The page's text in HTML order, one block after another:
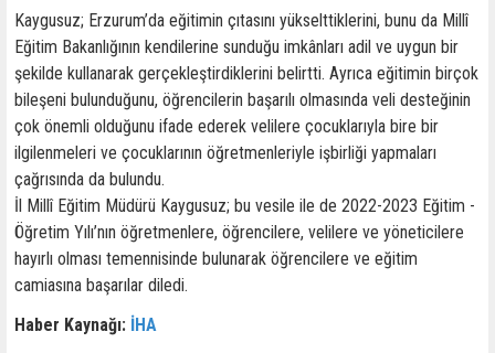
Kaygusuz; Erzurum’da eğitimin çıtasını yükselttiklerini, bunu da Millî
Eğitim Bakanlığının kendilerine sunduğu imkânları adil ve uygun bir
şekilde kullanarak gerçekleştirdiklerini belirtti. Ayrıca eğitimin birçok
bileşeni bulunduğunu, öğrencilerin başarılı olmasında veli desteğinin
çok önemli olduğunu ifade ederek velilere çocuklarıyla bire bir
ilgilenmeleri ve çocuklarının öğretmenleriyle işbirliği yapmaları
çağrısında da bulundu.
İl Millî Eğitim Müdürü Kaygusuz; bu vesile ile de 2022-2023 Eğitim -
Öğretim Yılı’nın öğretmenlere, öğrencilere, velilere ve yöneticilere
hayırlı olması temennisinde bulunarak öğrencilere ve eğitim
camiasına başarılar diledi.
Haber Kaynağı: İHA